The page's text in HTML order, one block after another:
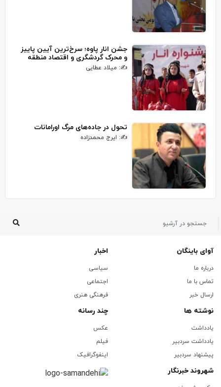
جشن انار پاوه؛ سرخ‌ترین آیین پاییز
و محرک گردشگری و اقتصاد منطقه
✍: میلاد عطایی
تحول در جاده‌های مرگ اورامانات
✍: ایرج محمدزاده
آوای باینگان
درباره ما
تماس با ما
ارسال خبر
اخبار
سیاسی
اجتماعی
فرهنگی هنری
نوشته ها
یادداشت
یادداشت سردبیر
پیشنهاد سردبیر
چند رسانه
عکس
فیلم
اینفوگرافیک
شهروند خبرنگار